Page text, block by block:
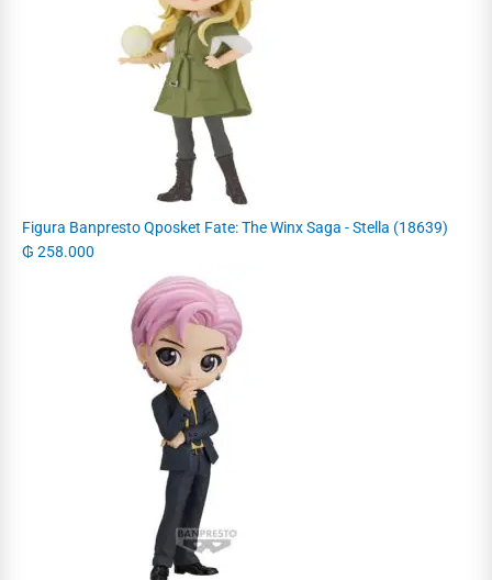
Figura Banpresto Qposket Fate: The Winx Saga - Stella (18639)
₲ 258.000